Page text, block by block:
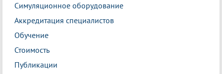
Симуляционное оборудование
Аккредитация специалистов
Обучение
Стоимость
Публикации